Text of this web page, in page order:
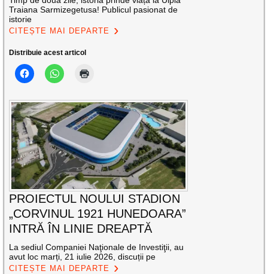
Traiana Sarmizegetusa! Publicul pasionat de
istorie
CITEȘTE MAI DEPARTE
Distribuie acest articol
PROIECTUL NOULUI STADION
„CORVINUL 1921 HUNEDOARA”
INTRĂ ÎN LINIE DREAPTĂ
La sediul Companiei Naţionale de Investiţii, au
avut loc marți, 21 iulie 2026, discuții pe
CITEȘTE MAI DEPARTE